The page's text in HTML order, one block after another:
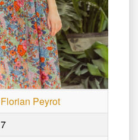
Florian Peyrot
7